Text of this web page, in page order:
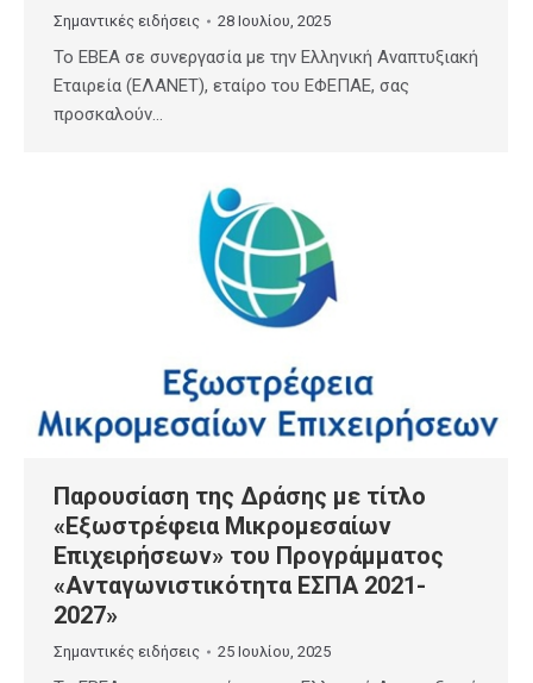
Σημαντικές ειδήσεις 28 Ιουλίου, 2025
Το EBEA σε συνεργασία με την Ελληνική Αναπτυξιακή
Εταιρεία (ΕΛΑΝΕΤ), εταίρο του ΕΦΕΠΑΕ, σας
προσκαλούν…
Παρουσίαση της Δράσης με τίτλο
«Εξωστρέφεια Μικρομεσαίων
Επιχειρήσεων» του Προγράμματος
«Ανταγωνιστικότητα ΕΣΠΑ 2021-
2027»
Σημαντικές ειδήσεις 25 Ιουλίου, 2025